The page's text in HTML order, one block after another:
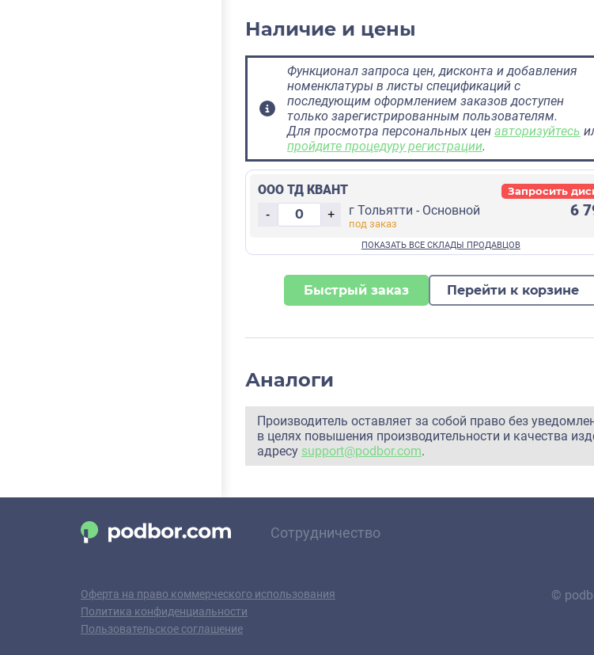
Наличие и цены
Функционал запроса цен, дисконта и добавления
номенклатуры в листы спецификаций с
последующим оформлением заказов доступен
только зарегистрированным пользователям.
Для просмотра персональных цен авторизуйтесь
пройдите процедуру регистрации.
ООО ТД КВАНТ
- + г Тольятти - Основной 6
Запросить
Быстрый заказ Перейти к корзине
Аналоги
Производитель оставляет за собой право без
в целях повышения производительности и качества
адресу support@podbor.com.
Сотрудничество
Оферта на право коммерческого использования
Политика конфиденциальности
Пользовательское соглашение
©